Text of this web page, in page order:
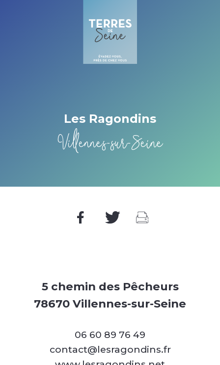
Les Ragondins
Villennes-sur-Seine
5 chemin des Pêcheurs
78670 Villennes-sur-Seine
06 60 89 76 49
contact@lesragondins.fr